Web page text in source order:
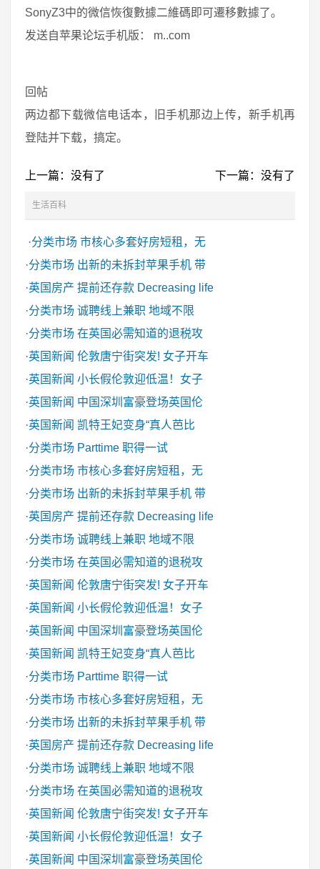
SonyZ3中的微信恢復數據二維碼即可遷移數據了。
发送自苹果论坛手机版： m..com
回帖
两边都下载微信电话本，旧手机那边上传，新手机再
登陆并下载，搞定。
上一篇：没有了 下一篇：没有了
生活百科
·分类市场 市核心多套好房短租，无
·分类市场 出新的未拆封苹果手机 带
·英国房产 提前还存款 Decreasing life
·分类市场 诚聘线上兼职 地域不限
·分类市场 在英国必需知道的退税攻
·英国新闻 伦敦唐宁街突发! 女子开车
·英国新闻 小长假伦敦迎低温！女子
·英国新闻 中国深圳富豪登场英国伦
·英国新闻 凯特王妃变身“真人芭比
·分类市场 Parttime 职得一试
·分类市场 市核心多套好房短租，无
·分类市场 出新的未拆封苹果手机 带
·英国房产 提前还存款 Decreasing life
·分类市场 诚聘线上兼职 地域不限
·分类市场 在英国必需知道的退税攻
·英国新闻 伦敦唐宁街突发! 女子开车
·英国新闻 小长假伦敦迎低温！女子
·英国新闻 中国深圳富豪登场英国伦
·英国新闻 凯特王妃变身“真人芭比
·分类市场 Parttime 职得一试
·分类市场 市核心多套好房短租，无
·分类市场 出新的未拆封苹果手机 带
·英国房产 提前还存款 Decreasing life
·分类市场 诚聘线上兼职 地域不限
·分类市场 在英国必需知道的退税攻
·英国新闻 伦敦唐宁街突发! 女子开车
·英国新闻 小长假伦敦迎低温！女子
·英国新闻 中国深圳富豪登场英国伦